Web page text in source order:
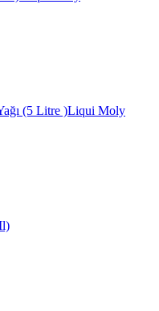
(5 Litre )Liqui Moly